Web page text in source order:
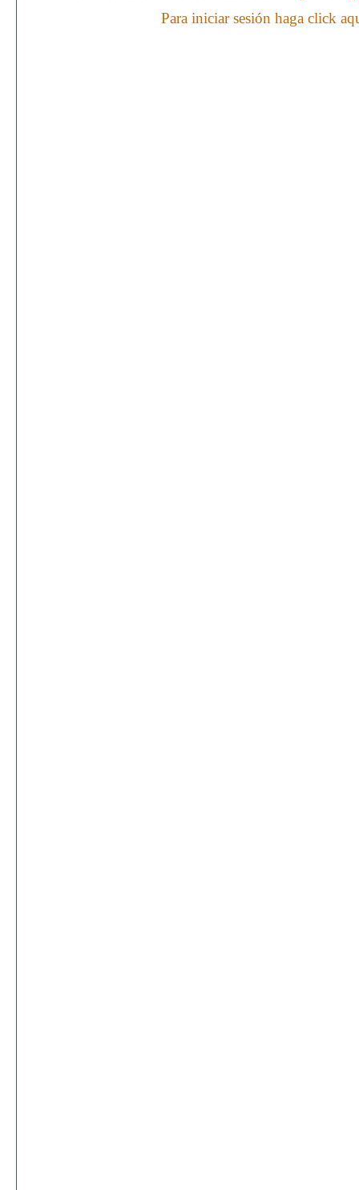
Para iniciar sesión haga click